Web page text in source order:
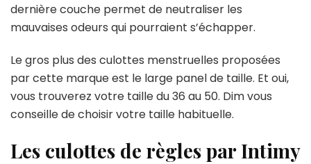
dernière couche permet de neutraliser les
mauvaises odeurs qui pourraient s’échapper.
Le gros plus des culottes menstruelles proposées
par cette marque est le large panel de taille. Et oui,
vous trouverez votre taille du 36 au 50. Dim vous
conseille de choisir votre taille habituelle.
Les culottes de règles par Intimy